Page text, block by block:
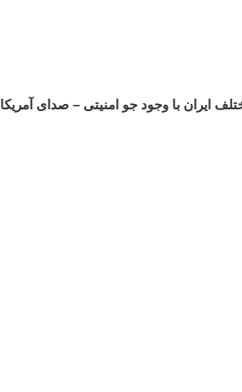
ایران با وجود جو امنیتی – صدای آمریکا